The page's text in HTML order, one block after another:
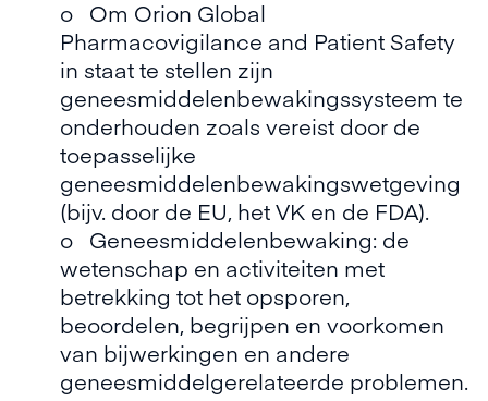
o Om Orion Global
Pharmacovigilance and Patient Safety
in staat te stellen zijn
geneesmiddelenbewakingssysteem te
onderhouden zoals vereist door de
toepasselijke
geneesmiddelenbewakingswetgeving
(bijv. door de EU, het VK en de FDA).
o Geneesmiddelenbewaking: de
wetenschap en activiteiten met
betrekking tot het opsporen,
beoordelen, begrijpen en voorkomen
van bijwerkingen en andere
geneesmiddelgerelateerde problemen.